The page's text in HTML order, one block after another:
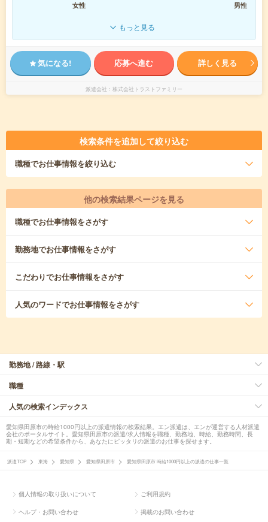
女性
男性
もっと見る
気になる! 応募へ進む 詳しく見る
派遣会社 株式会社トラストファミリー
検索条件を追加して絞り込む
職種でお仕事情報を絞り込む
他の検索結果ページを見る
職種でお仕事情報をさがす
勤務地でお仕事情報をさがす
こだわりでお仕事情報をさがす
人気のワードでお仕事情報をさがす
勤務地 / 路線・駅
職種
人気の検索インデックス
愛知県田原市の時給1000円以上の派遣情報の検索結果。エン派遣は、エンが運営する人材派遣
会社のポータルサイト。愛知県田原市の派遣/求人情報を職種、勤務地、時給、勤務時間、長
期・短期などの希望条件から、あなたにピッタリの派遣のお仕事を探せます。
派遣TOP 東海 愛知県 愛知県田原市 愛知県田原市 時給1000円以上の派遣の仕事一覧
個人情報の取り扱いについて ご利用規約
ヘルプ・お問い合わせ 掲載のお問い合わせ